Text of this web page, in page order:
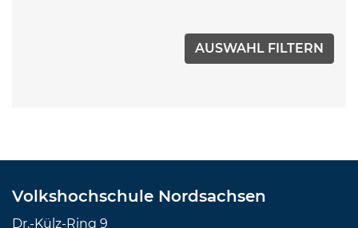
Volkshochschule Nordsachsen
Dr.-Külz-Ring 9